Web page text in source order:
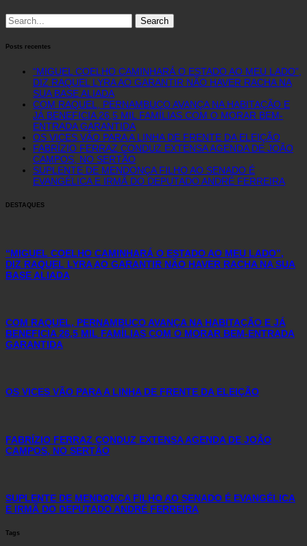
Search
for:
Posts recentes
“MIGUEL COELHO CAMINHARÁ O ESTADO AO MEU LADO”,
DIZ RAQUEL LYRA AO GARANTIR NÃO HAVER RACHA NA
SUA BASE ALIADA
COM RAQUEL, PERNAMBUCO AVANÇA NA HABITAÇÃO E
JÁ BENEFICIA 26,5 MIL FAMÍLIAS COM O MORAR BEM-
ENTRADA GARANTIDA
OS VICES VÃO PARA A LINHA DE FRENTE DA ELEIÇÃO
FABRÍZIO FERRAZ CONDUZ EXTENSA AGENDA DE JOÃO
CAMPOS, NO SERTÃO
SUPLENTE DE MENDONÇA FILHO AO SENADO É
EVANGÉLICA E IRMÃ DO DEPUTADO ANDRÉ FERREIRA
DESTAQUES
“MIGUEL COELHO CAMINHARÁ O ESTADO AO MEU LADO”,
DIZ RAQUEL LYRA AO GARANTIR NÃO HAVER RACHA NA SUA
BASE ALIADA
COM RAQUEL, PERNAMBUCO AVANÇA NA HABITAÇÃO E JÁ
BENEFICIA 26,5 MIL FAMÍLIAS COM O MORAR BEM-ENTRADA
GARANTIDA
OS VICES VÃO PARA A LINHA DE FRENTE DA ELEIÇÃO
FABRÍZIO FERRAZ CONDUZ EXTENSA AGENDA DE JOÃO
CAMPOS, NO SERTÃO
SUPLENTE DE MENDONÇA FILHO AO SENADO É EVANGÉLICA
E IRMÃ DO DEPUTADO ANDRÉ FERREIRA
Tags